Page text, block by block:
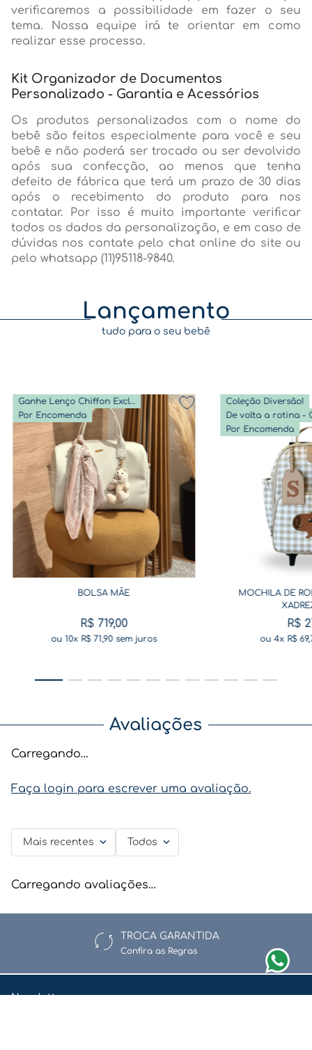
verificaremos a possibilidade em fazer o seu
tema. Nossa equipe irá te orientar em como
realizar esse processo.
Kit Organizador de Documentos
Personalizado - Garantia e Acessórios
Os produtos personalizados com o nome do
bebê são feitos especialmente para você e seu
bebê e não poderá ser trocado ou ser devolvido
após sua confecção, ao menos que tenha
defeito de fábrica que terá um prazo de 30 dias
após o recebimento do produto para nos
contatar. Por isso é muito importante verificar
todos os dados da personalização, e em caso de
dúvidas nos contate pelo chat online do site ou
pelo whatsapp (11)95118-9840.
Lançamento
tudo para o seu bebê
Ganhe Lenço Chiffon Exclusivo
Por Encomenda
BOLSA MÃE
R$ 719,00
ou10x R$ 71,90sem juros
Coleção Diversão!
Por Encomenda
MOCHILA DE
R$
ou 4x R$ 69,
Avaliações
Carregando…
Faça login para escrever uma avaliação.
Mais recentes Todos
Carregando avaliações…
TROCA GARANTIDA
Confira as Regras
Newsletter